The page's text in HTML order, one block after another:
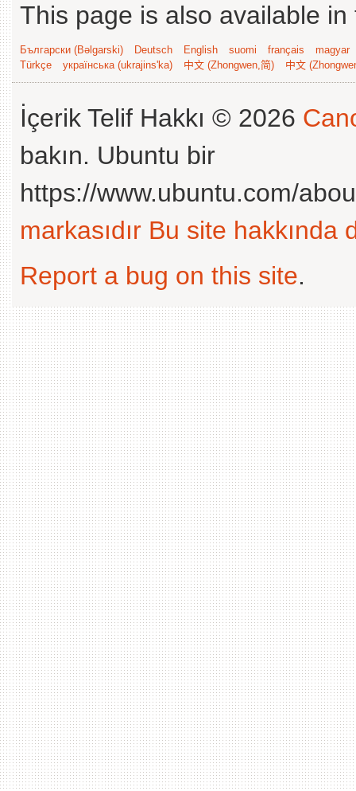
This page is also available
Български (Bəlgarski) Deutsch English suomi français
magyar
Türkçe
українська (ukrajins'ka) 中文 (Zhongwen,简) 中文
İçerik Telif Hakkı © 2026
bakın. Ubuntu bir
https://www.ubuntu.com/
markasıdır Bu site hakkında
Report a bug on this site.